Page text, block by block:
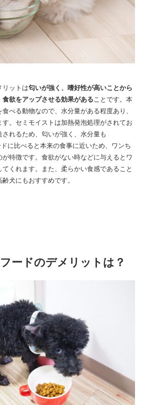
リットは匂いが強く、嗜好性が高いことから
欲をアップさせる効果があることです。本
べる動物なので、水分量がある程度あり、
。セミモイストは加熱発泡処理がされてお
れるため、匂いが強く、水分量も
に比べると本来の食事に近いため、ワンち
特徴です。食欲がない時などに与えるとワ
くれます。また、柔らかい食感であること
犬にもおすすめです。
ードのデメリットは？